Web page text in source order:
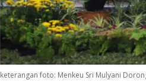
keterangan foto: Menkeu Sri Mulyani